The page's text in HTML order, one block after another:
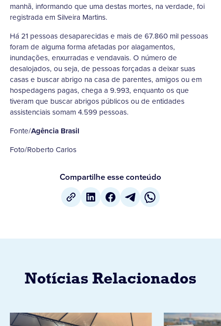
manhã, informando que uma destas mortes, na verdade, foi
registrada em Silveira Martins.
Há 21 pessoas desaparecidas e mais de 67.860 mil pessoas
foram de alguma forma afetadas por alagamentos,
inundações, enxurradas e vendavais. O número de
desalojados, ou seja, de pessoas forçadas a deixar suas
casas e buscar abrigo na casa de parentes, amigos ou em
hospedagens pagas, chega a 9.993, enquanto os que
tiveram que buscar abrigos públicos ou de entidades
assistenciais somam 4.599 pessoas.
Fonte/Agência Brasil
Foto/Roberto Carlos
Compartilhe esse conteúdo
Notícias Relacionados